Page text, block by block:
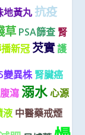
地黃丸 抗疫
草 PSA篩查 腎
新冠 芡實護
變異株 腎臟癌
瀉 溺水 心源
液 中醫藥戒煙